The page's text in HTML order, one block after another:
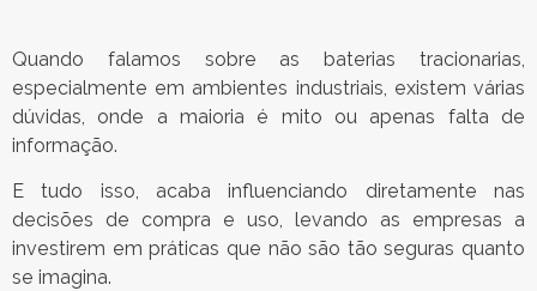
Quando falamos sobre as baterias tracionarias,
especialmente em ambientes industriais, existem várias
dúvidas, onde a maioria é mito ou apenas falta de
informação.
E tudo isso, acaba influenciando diretamente nas
decisões de compra e uso, levando as empresas a
investirem em práticas que não são tão seguras quanto
se imagina.